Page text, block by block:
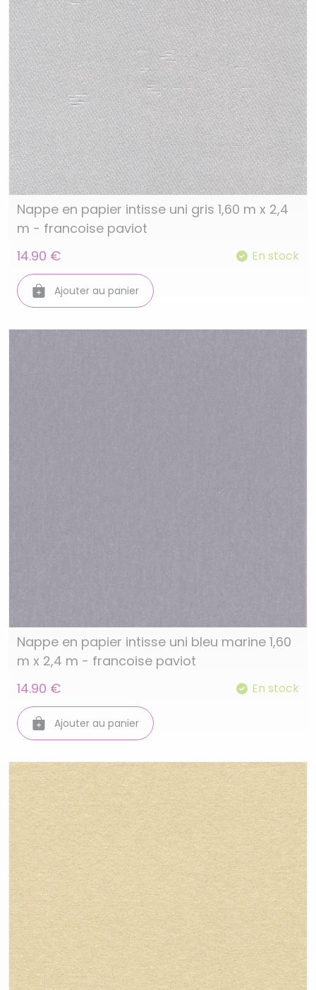
Nappe en papier intisse uni gris 1,60 m x 2,4
m - francoise paviot
14.90 €
En stock
Ajouter au panier
Nappe en papier intisse uni bleu marine 1,60
m x 2,4 m - francoise paviot
14.90 €
En stock
Ajouter au panier